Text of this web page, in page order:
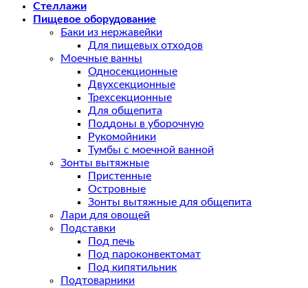
Стеллажи
Пищевое оборудование
Баки из нержавейки
Для пищевых отходов
Моечные ванны
Односекционные
Двухсекционные
Трехсекционные
Для общепита
Поддоны в уборочную
Рукомойники
Тумбы с моечной ванной
Зонты вытяжные
Пристенные
Островные
Зонты вытяжные для общепита
Лари для овощей
Подставки
Под печь
Под пароконвектомат
Под кипятильник
Подтоварники